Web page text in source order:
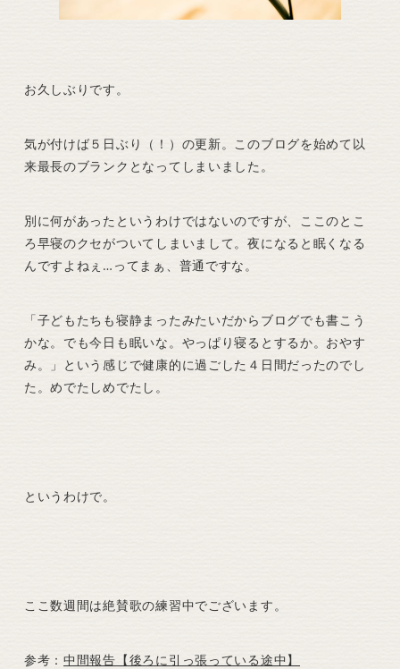
お久しぶりです。
気が付けば５日ぶり（！）の更新。このブログを始めて以
来最長のブランクとなってしまいました。
別に何があったというわけではないのですが、ここのとこ
ろ早寝のクセがついてしまいまして。夜になると眠くなる
んですよねぇ…ってまぁ、普通ですな。
「子どもたちも寝静まったみたいだからブログでも書こう
かな。でも今日も眠いな。やっぱり寝るとするか。おやす
み。」という感じで健康的に過ごした４日間だったのでし
た。めでたしめでたし。
というわけで。
ここ数週間は絶賛歌の練習中でございます。
参考：中間報告【後ろに引っ張っている途中】